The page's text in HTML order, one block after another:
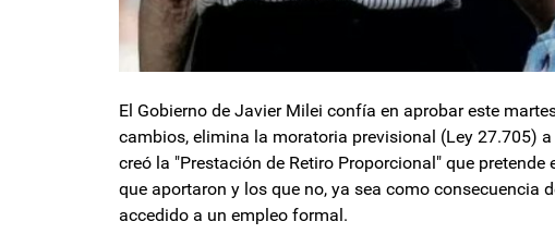
El Gobierno de Javier Milei confía en aprobar este
cambios, elimina la moratoria previsional (Ley 27.705)
creó la "Prestación de Retiro Proporcional" que
que aportaron y los que no, ya sea como
accedido a un empleo formal.